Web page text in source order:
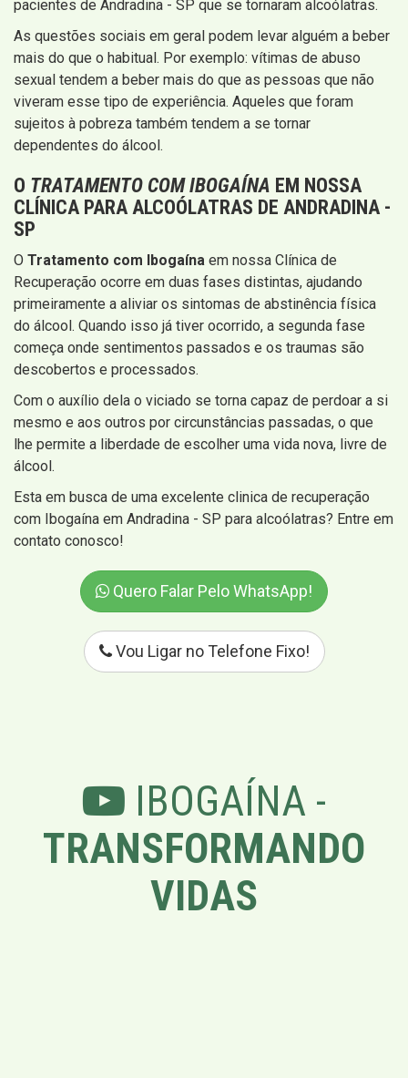
pacientes de Andradina - SP que se tornaram alcoólatras.
As questões sociais em geral podem levar alguém a beber
mais do que o habitual. Por exemplo: vítimas de abuso
sexual tendem a beber mais do que as pessoas que não
viveram esse tipo de experiência. Aqueles que foram
sujeitos à pobreza também tendem a se tornar
dependentes do álcool.
O TRATAMENTO COM IBOGAÍNA EM NOSSA
CLÍNICA PARA ALCOÓLATRAS DE ANDRADINA -
SP
O Tratamento com Ibogaína em nossa Clínica de
Recuperação ocorre em duas fases distintas, ajudando
primeiramente a aliviar os sintomas de abstinência física
do álcool. Quando isso já tiver ocorrido, a segunda fase
começa onde sentimentos passados e os traumas são
descobertos e processados.
Com o auxílio dela o viciado se torna capaz de perdoar a si
mesmo e aos outros por circunstâncias passadas, o que
lhe permite a liberdade de escolher uma vida nova, livre de
álcool.
Esta em busca de uma excelente clinica de recuperação
com Ibogaína em Andradina - SP para alcoólatras? Entre em
contato conosco!
Quero Falar Pelo WhatsApp!
Vou Ligar no Telefone Fixo!
IBOGAÍNA -
TRANSFORMANDO
VIDAS